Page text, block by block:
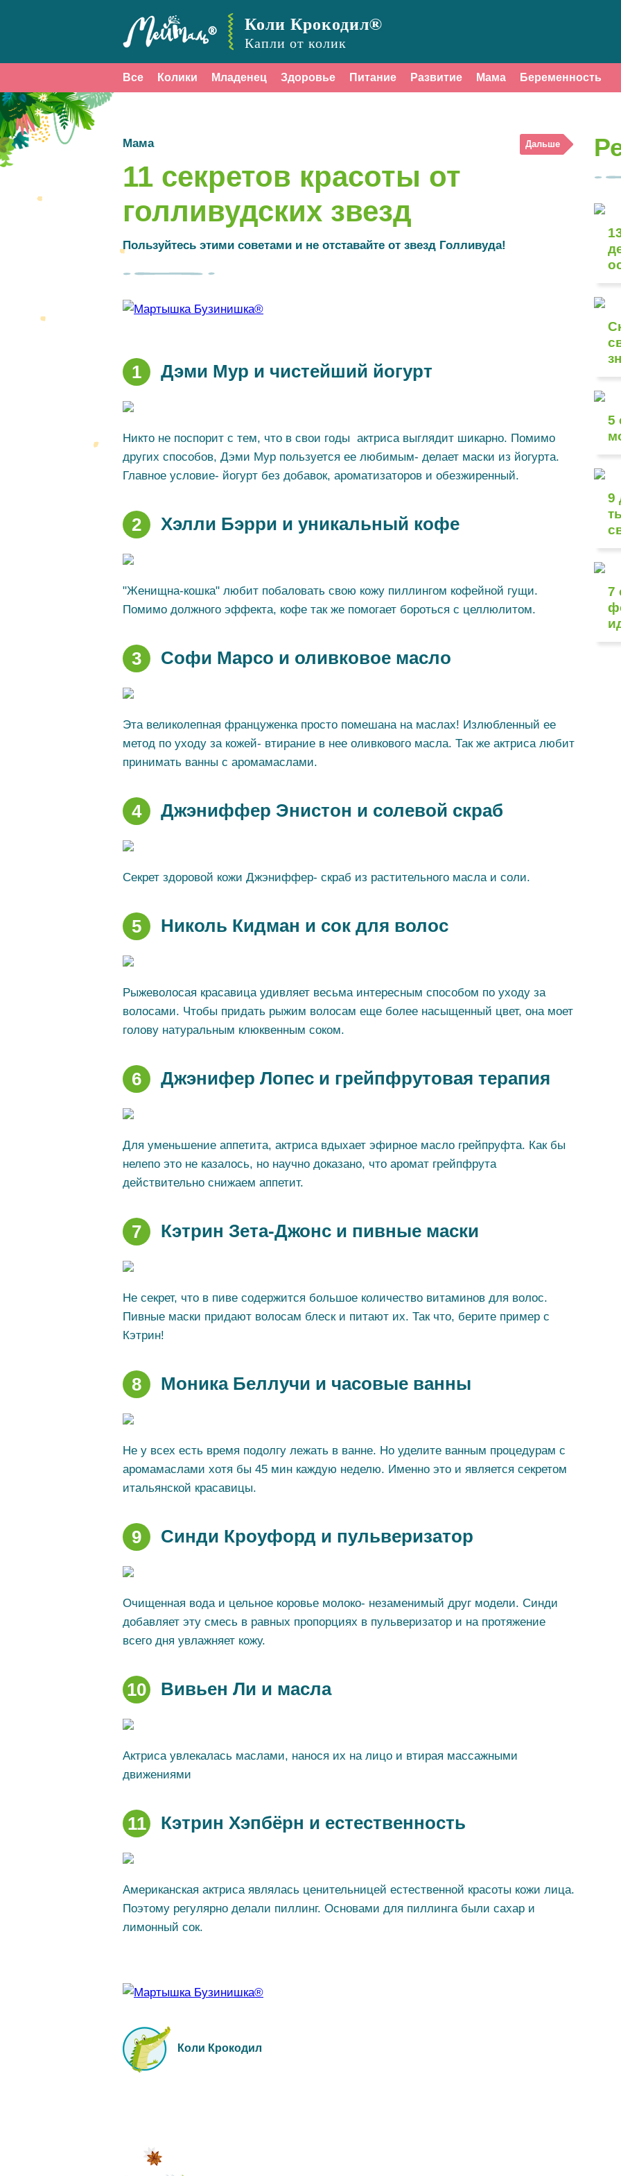
Коли Крокодил®
Капли от колик
Все Колики Младенец Здоровье Питание Развитие Мама Беременность
Мама Дальше
11 секретов красоты от
голливудских звезд
Пользуйтесь этими советами и не отставайте от звезд Голливуда!
1 Дэми Мур и чистейший йогурт
Никто не поспорит с тем, что в свои годы актриса выглядит шикарно. Помимо
других способов, Дэми Мур пользуется ее любимым- делает маски из йогурта.
Главное условие- йогурт без добавок, ароматизаторов и обезжиренный.
2 Хэлли Бэрри и уникальный кофе
"Женищна-кошка" любит побаловать свою кожу пиллингом кофейной гущи.
Помимо должного эффекта, кофе так же помогает бороться с целлюлитом.
3 Софи Марсо и оливковое масло
Эта великолепная француженка просто помешана на маслах! Излюбленный ее
метод по уходу за кожей- втирание в нее оливкового масла. Так же актриса любит
принимать ванны с аромамаслами.
4 Джэниффер Энистон и солевой скраб
Секрет здоровой кожи Джэниффер- скраб из растительного масла и соли.
5 Николь Кидман и сок для волос
Рыжеволосая красавица удивляет весьма интересным способом по уходу за
волосами. Чтобы придать рыжим волосам еще более насыщенный цвет, она моет
голову натуральным клюквенным соком.
6 Джэнифер Лопес и грейпфрутовая терапия
Для уменьшение аппетита, актриса вдыхает эфирное масло грейпруфта. Как бы
нелепо это не казалось, но научно доказано, что аромат грейпфрута
действительно снижаем аппетит.
7 Кэтрин Зета-Джонс и пивные маски
Не секрет, что в пиве содержится большое количество витаминов для волос.
Пивные маски придают волосам блеск и питают их. Так что, берите пример с
Кэтрин!
8 Моника Беллучи и часовые ванны
Не у всех есть время подолгу лежать в ванне. Но уделите ванным процедурам с
аромамаслами хотя бы 45 мин каждую неделю. Именно это и является секретом
итальянской красавицы.
9 Синди Кроуфорд и пульверизатор
Очищенная вода и цельное коровье молоко- незаменимый друг модели. Синди
добавляет эту смесь в равных пропорциях в пульверизатор и на протяжение
всего дня увлажняет кожу.
10 Вивьен Ли и масла
Актриса увлекалась маслами, нанося их на лицо и втирая массажными
движениями
11 Кэтрин Хэпбёрн и естественность
Американская актриса являлась ценительницей естественной красоты кожи лица.
Поэтому регулярно делали пиллинг. Основами для пиллинга были сахар и
лимонный сок.
Коли Крокодил
5
9
7